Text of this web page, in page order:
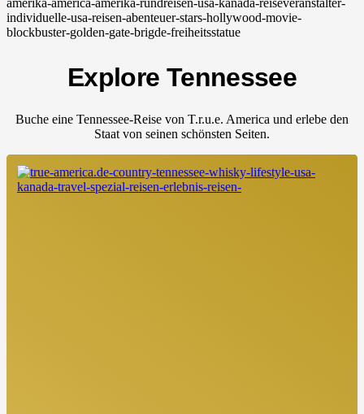
Explore Tennessee
Buche eine Tennessee-Reise von T.r.u.e. America und erlebe den
Staat von seinen schönsten Seiten.